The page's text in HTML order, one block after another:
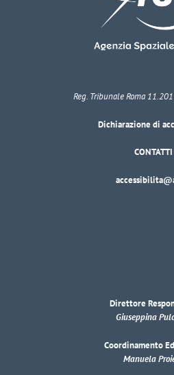
Reg. Tribunale Roma
Dichiarazione di
CONTATTI
Direttore
Giuseppina
Coordinamento
Manuela